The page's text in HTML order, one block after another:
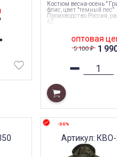
Костюм весна-осень "
флис, цвет "темный лес" .
Производство Россия,
62.
оптовая
5 100₽ 1
-30%
Артикул: